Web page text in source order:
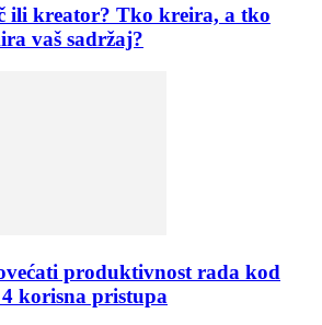
ili kreator? Tko kreira, a tko
vaš sadržaj?
produktivnost rada kod
korisna pristupa